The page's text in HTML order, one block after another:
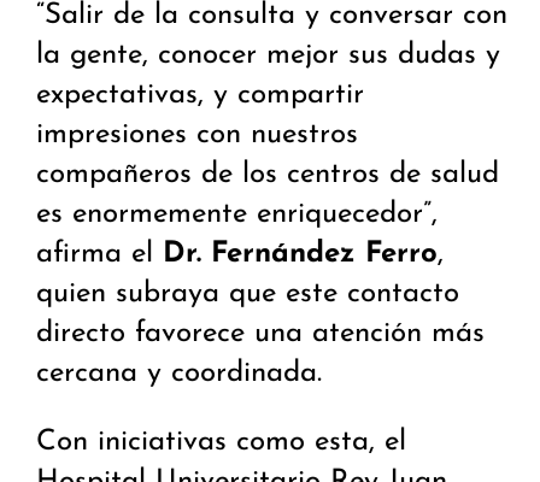
“Salir de la consulta y conversar con
la gente, conocer mejor sus dudas y
expectativas, y compartir
impresiones con nuestros
compañeros de los centros de salud
es enormemente enriquecedor”,
afirma el Dr. Fernández Ferro,
quien subraya que este contacto
directo favorece una atención más
cercana y coordinada.
Con iniciativas como esta, el